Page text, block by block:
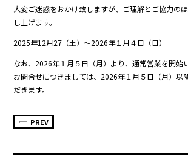
大変ご迷惑をおかけ致しますが、ご理解とご協力の
し上げます。
2025年12月27（土）～2026年１月４日（日）
なお、2026年１月５日（月）より、通常営業を開始
お問合せにつきましては、2026年１月５日（月）以
だきます。
PREV